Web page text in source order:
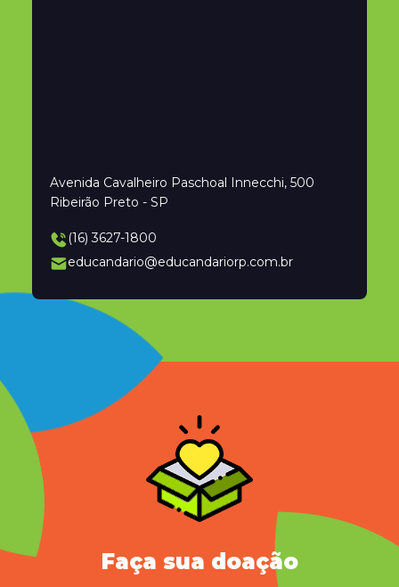
Avenida Cavalheiro Paschoal Innecchi, 500
Ribeirão Preto - SP
(16) 3627-1800
educandario@educandariorp.com.br
Faça sua doação